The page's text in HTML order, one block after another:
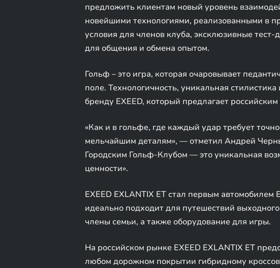
предложить клиентам новый уровень
новейшими технологиями, реализованными в
условия для членов клуба, эксклюзивные
для общения и обмена опытом.
Гольф – это игра, которая очаровывает
поле. Технологичность, уникальная
бренду EXEED, который предлагает
«Как и в гольфе, где каждый удар требует
мельчайшим деталям», — отметил Андрей
Городским Гольф-Клубом — это уникальная
ценности».
EXEED EXLANTIX ET стал первым
идеально подходит для путешествий
члены семьи, а также оборудование для игры.
На российском рынке EXEED EXLANTIX ET
любом дорожном покрытии гибридному